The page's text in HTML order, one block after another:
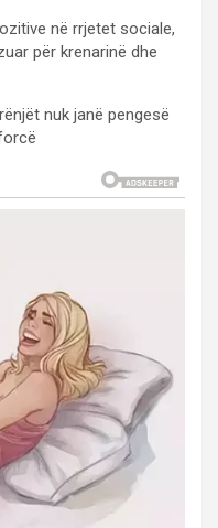
në rrjetet sociale,
për krenarinë dhe
nuk janë pengesë